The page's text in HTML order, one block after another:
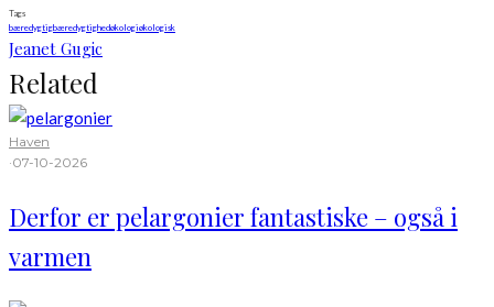
Tags
bæredygtigbæredygtighedøkologiøkologisk
Jeanet Gugic
Related
Haven
·07-10-2026
Derfor er pelargonier fantastiske – også i
varmen